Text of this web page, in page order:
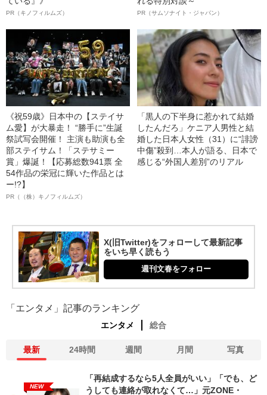
PR（キノフィルムズ） PR（サムソナイト・ジャパン）
《祝59歳》日本中の【ステイサ
ム愛】が大暴走！ “勝手に”生誕
祭試写会開催！ 主演も助演も全
部ステイサム！「ステサミー
賞」爆誕！【応募総数941票 全
54作品の栄冠に輝いた作品とは
ー!?】
PR（（株）キノフィルムズ）
「黒人の下半身に惹かれて結婚
したんだろ」ケニア人男性と結
婚した日本人女性（31）に“誹謗
中傷”殺到…本人が語る、日本で
感じる“外国人差別”のリアル
X(旧Twitter)をフォローして最新記事
をいち早く読もう
週刊文春をフォロー
「エンタメ」記事のランキング
エンタメ 総合
最新 24時間 週間 月間 写真
NEW
「再結成するなら5人全員がいい」「でも、ど
うしても連絡が取れなくて…」元ZONE・